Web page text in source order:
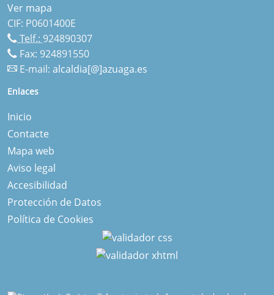
Ver mapa
CIF: P0601400E
Telf.: 924890307
Fax: 924891550
E-mail: alcaldia[@]azuaga.es
Enlaces
Inicio
Contacte
Mapa web
Aviso legal
Accesibilidad
Protección de Datos
Política de Cookies